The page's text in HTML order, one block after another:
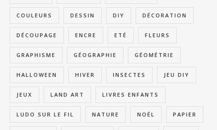
COULEURS DESSIN DIY DÉCORATION
DÉCOUPAGE ENCRE ETÉ FLEURS
GRAPHISME GÉOGRAPHIE GÉOMÉTRIE
HALLOWEEN HIVER INSECTES JEU DIY
JEUX LAND ART LIVRES ENFANTS
LUDO SUR LE FIL NATURE NOËL PAPIER